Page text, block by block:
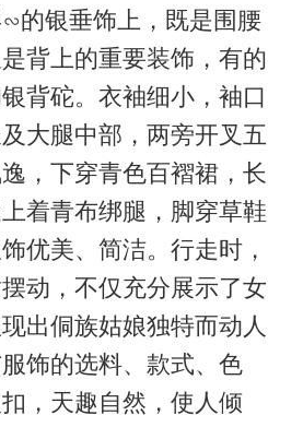
的银垂饰上，既是围腰
背上的重要装饰，有的
背砣。衣袖细小，袖口
大腿中部，两旁开叉五
，下穿青色百褶裙，长
着青布绑腿，脚穿草鞋
优美、简洁。行走时，
动，不仅充分展示了女
出侗族姑娘独特而动人
饰的选料、款式、色
，天趣自然，使人倾